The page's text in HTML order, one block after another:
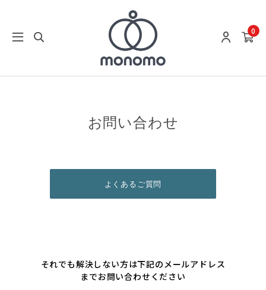
0
お問い合わせ
よくあるご質問
それでも解決しない方は下記のメールアドレス
までお問い合わせください